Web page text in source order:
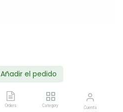
Añadir el pedido
Orders Category Cuenta